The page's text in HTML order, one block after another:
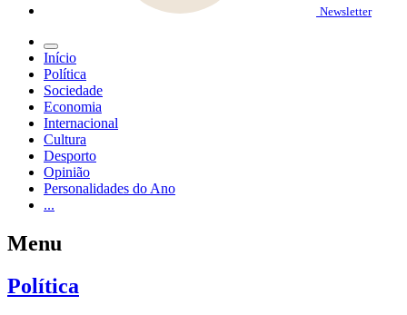
Newsletter
Início
Política
Sociedade
Economia
Internacional
Cultura
Desporto
Opinião
Personalidades do Ano
...
Menu
Política